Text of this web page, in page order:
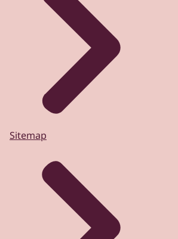
Sitemap